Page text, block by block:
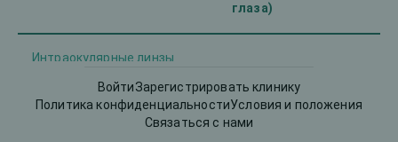
глаза)
Интраокулярные линзы
1512 €
ВойтиЗарегистрировать клинику
Политика конфиденциальностиУсловия и положения
Связаться с нами